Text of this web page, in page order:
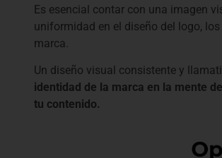
Es esencial contar con una imagen
uniformidad en el diseño del logo,
marca.
Un diseño visual consistente y
identidad de la marca en la mente
tu contenido.